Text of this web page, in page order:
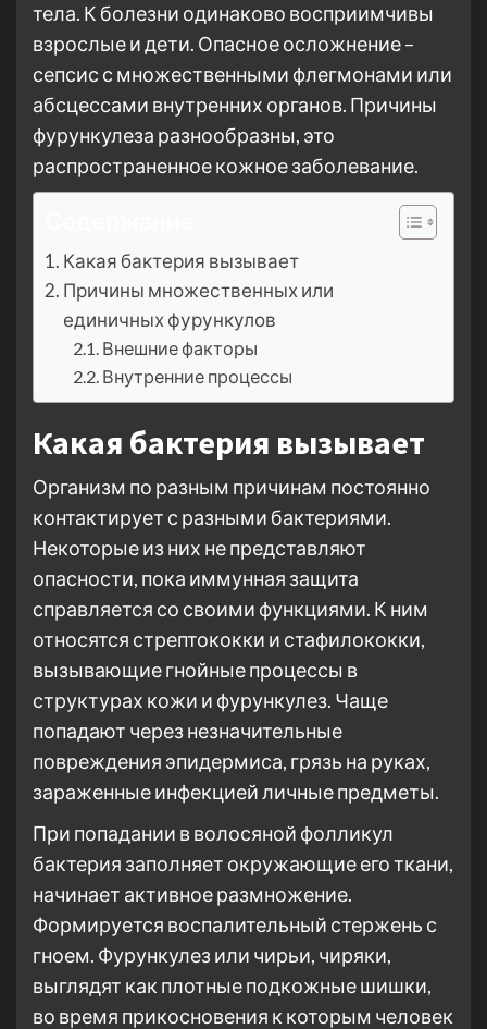
тела. К болезни одинаково восприимчивы
взрослые и дети. Опасное осложнение –
сепсис с множественными флегмонами или
абсцессами внутренних органов. Причины
фурункулеза разнообразны, это
распространенное кожное заболевание.
Какая бактерия вызывает
Причины множественных или
единичных фурункулов
Внешние факторы
Внутренние процессы
Какая бактерия вызывает
Организм по разным причинам постоянно
контактирует с разными бактериями.
Некоторые из них не представляют
опасности, пока иммунная защита
справляется со своими функциями. К ним
относятся стрептококки и стафилококки,
вызывающие гнойные процессы в
структурах кожи и фурункулез. Чаще
попадают через незначительные
повреждения эпидермиса, грязь на руках,
зараженные инфекцией личные предметы.
При попадании в волосяной фолликул
бактерия заполняет окружающие его ткани,
начинает активное размножение.
Формируется воспалительный стержень с
гноем. Фурункулез или чирьи, чиряки,
выглядят как плотные подкожные шишки,
во время прикосновения к которым человек